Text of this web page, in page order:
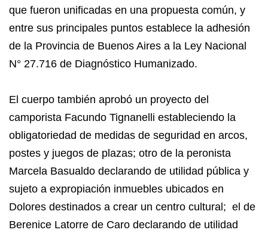
que fueron unificadas en una propuesta común, y
entre sus principales puntos establece la adhesión
de la Provincia de Buenos Aires a la Ley Nacional
N° 27.716 de Diagnóstico Humanizado.
El cuerpo también aprobó un proyecto del
camporista Facundo Tignanelli estableciendo la
obligatoriedad de medidas de seguridad en arcos,
postes y juegos de plazas; otro de la peronista
Marcela Basualdo declarando de utilidad pública y
sujeto a expropiación inmuebles ubicados en
Dolores destinados a crear un centro cultural; el de
Berenice Latorre de Caro declarando de utilidad